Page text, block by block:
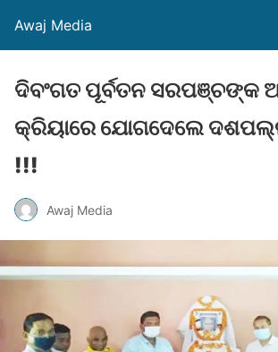
Awaj Media
ଦିବଂଗତ ପୂର୍ବତନ ସରପଞ୍ଚଙ୍କ
କ୍ରିୟାରେ ଯୋଗଦେଲେ
!!!
Awaj Media